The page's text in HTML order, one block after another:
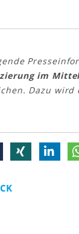
im
Dazu